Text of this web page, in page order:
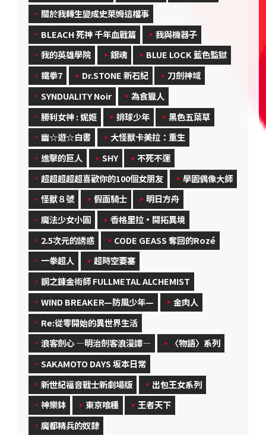
關於我轉生變成史萊姆這檔事
BLEACH 死神 千年血戰篇
我與機器子
我的英雄學院
銀魂
BLUE LOCK 藍色監獄
鐵拳7
Dr.STONE 新石紀
刀劍神域
SYNDUALITY Noir
為食獵人
勝利女神 : 妮姬
排球少年
黑色五葉草
幽☆遊☆白書
大怪獸卡美拉：重生
進擊的巨人
SHY
不死不運
超超超超超喜歡你的100個女朋友
學園偶像大師
怪獸８號
假面騎士
明日方舟
魔法少女小圓
香格里拉·開拓異境
2.5次元的誘惑
CODE GEASS 奪回的Rozé
一拳超人
超時空要塞
鋼之錬金術師 FULLMETAL ALCHEMIST
WIND BREAKER—防風少年—
金肉人
Re:從零開始的異世界生活
浪客劍心 ―明治劍客浪漫譚―
〈物語〉系列
SAKAMOTO DAYS 坂本日常
新世紀福音戰士新劇場版
出包王女系列
神樂鉢
東京喰種
王者天下
魔都精兵的奴隸